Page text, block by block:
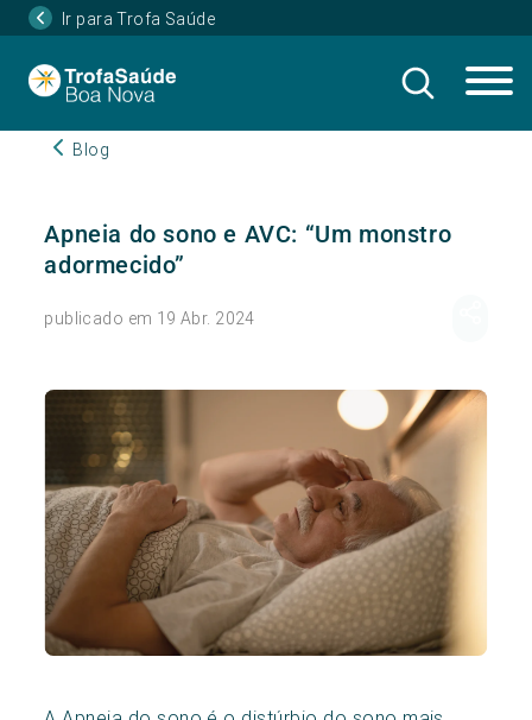
Ir para Trofa Saúde
Blog
Apneia do sono e AVC: “Um monstro
adormecido”
publicado em 19 Abr. 2024